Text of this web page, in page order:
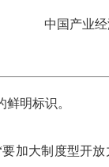
中国产业
明标识。
大制度型开放